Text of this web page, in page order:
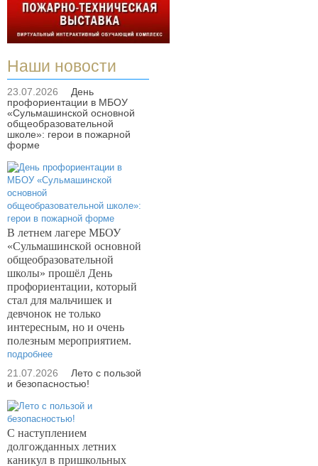
Наши новости
23.07.2026
День
профориентации в МБОУ
«Сульмашинской основной
общеобразовательной
школе»: герои в пожарной
форме
В летнем лагере МБОУ
«Сульмашинской основной
общеобразовательной
школы» прошёл День
профориентации, который
стал для мальчишек и
девчонок не только
интересным, но и очень
полезным мероприятием.
подробнее
21.07.2026
Лето с пользой
и безопасностью!
С наступлением
долгожданных летних
каникул в пришкольных